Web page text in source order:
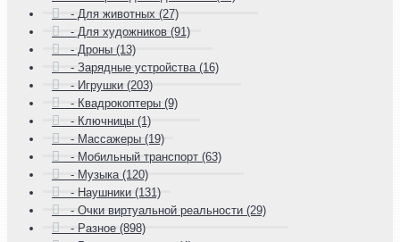
- Для животных (27)
- Для художников (91)
- Дроны (13)
- Зарядные устройства (16)
- Игрушки (203)
- Квадрокоптеры (9)
- Ключницы (1)
- Массажеры (19)
- Мобильный транспорт (63)
- Музыка (120)
- Наушники (131)
- Очки виртуальной реальности (29)
- Разное (898)